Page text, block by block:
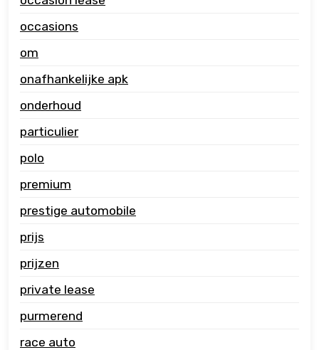
occasions
om
onafhankelijke apk
onderhoud
particulier
polo
premium
prestige automobile
prijs
prijzen
private lease
purmerend
race auto